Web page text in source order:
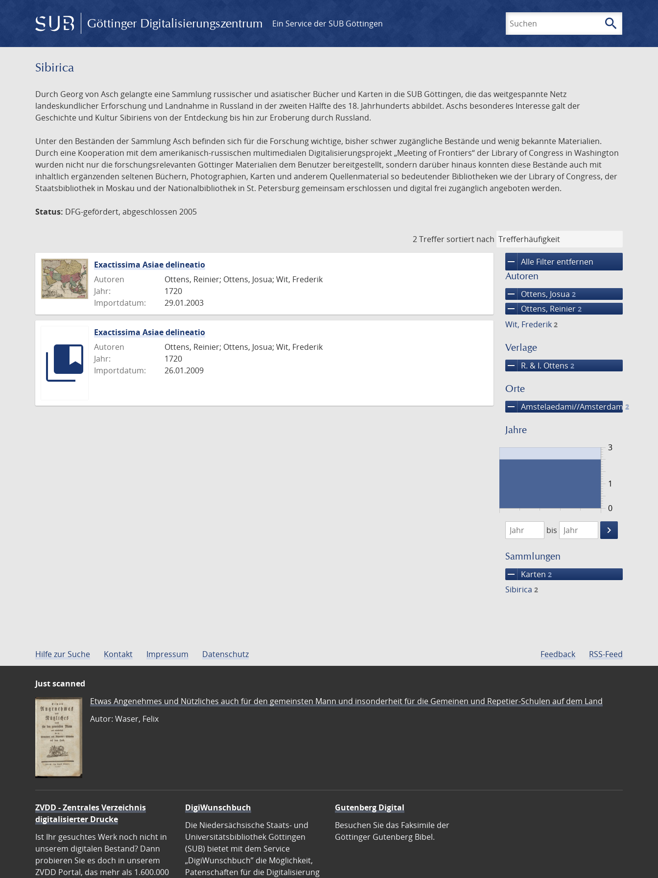
Göttinger Digitalisierungszentrum Ein Service der SUB Göttingen search
Sibirica
Durch Georg von Asch gelangte eine Sammlung russischer und asiatischer Bücher und Karten in die SUB Göttingen, die das weitgespannte Netz
landeskundlicher Erforschung und Landnahme in Russland in der zweiten Hälfte des 18. Jahrhunderts abbildet. Aschs besonderes Interesse galt der
Geschichte und Kultur Sibiriens von der Entdeckung bis hin zur Eroberung durch Russland.
Unter den Beständen der Sammlung Asch befinden sich für die Forschung wichtige, bisher schwer zugängliche Bestände und wenig bekannte Materialien.
Durch eine Kooperation mit dem amerikanisch-russischen multimedialen Digitalisierungsprojekt „Meeting of Frontiers“ der Library of Congress in Washington
wurden nicht nur die forschungsrelevanten Göttinger Materialien dem Benutzer bereitgestellt, sondern darüber hinaus konnten diese Bestände auch mit
inhaltlich ergänzenden seltenen Büchern, Photographien, Karten und anderem Quellenmaterial so bedeutender Bibliotheken wie der Library of Congress, der
Staatsbibliothek in Moskau und der Nationalbibliothek in St. Petersburg gemeinsam erschlossen und digital frei zugänglich angeboten werden.
Status: DFG-gefördert, abgeschlossen 2005
2 Treffer sortiert nach
remove Alle Filter entfernen
Autoren
remove Ottens, Josua 2
remove Ottens, Reinier 2
Wit, Frederik 2
Verlage
remove R. & I. Ottens 2
Orte
remove Amstelaedami//Amsterdam 2
Jahre
0
3
1
1720
1721
bis
keyboard_arrow_right
Suche
Sammlungen
remove Karten 2
Sibirica 2
Exactissima Asiae delineatio
Autoren
Ottens, Reinier; Ottens, Josua; Wit, Frederik
Jahr:
1720
Importdatum:
29.01.2003
Exactissima Asiae delineatio
Autoren
Ottens, Reinier; Ottens, Josua; Wit, Frederik
Jahr:
1720
Importdatum:
26.01.2009
Hilfe zur Suche Kontakt Impressum Datenschutz Feedback RSS-Feed
Just scanned
Etwas Angenehmes und Nützliches auch für den gemeinsten Mann und insonderheit für die Gemeinen und Repetier-Schulen auf dem Land
Autor: Waser, Felix
ZVDD - Zentrales Verzeichnis
digitalisierter Drucke
Ist Ihr gesuchtes Werk noch nicht in
unserem digitalen Bestand? Dann
probieren Sie es doch in unserem
ZVDD Portal, das mehr als 1.600.000
DigiWunschbuch
Die Niedersächsische Staats- und
Universitätsbibliothek Göttingen
(SUB) bietet mit dem Service
„DigiWunschbuch” die Möglichkeit,
Patenschaften für die Digitalisierung
Gutenberg Digital
Besuchen Sie das Faksimile der
Göttinger Gutenberg Bibel.